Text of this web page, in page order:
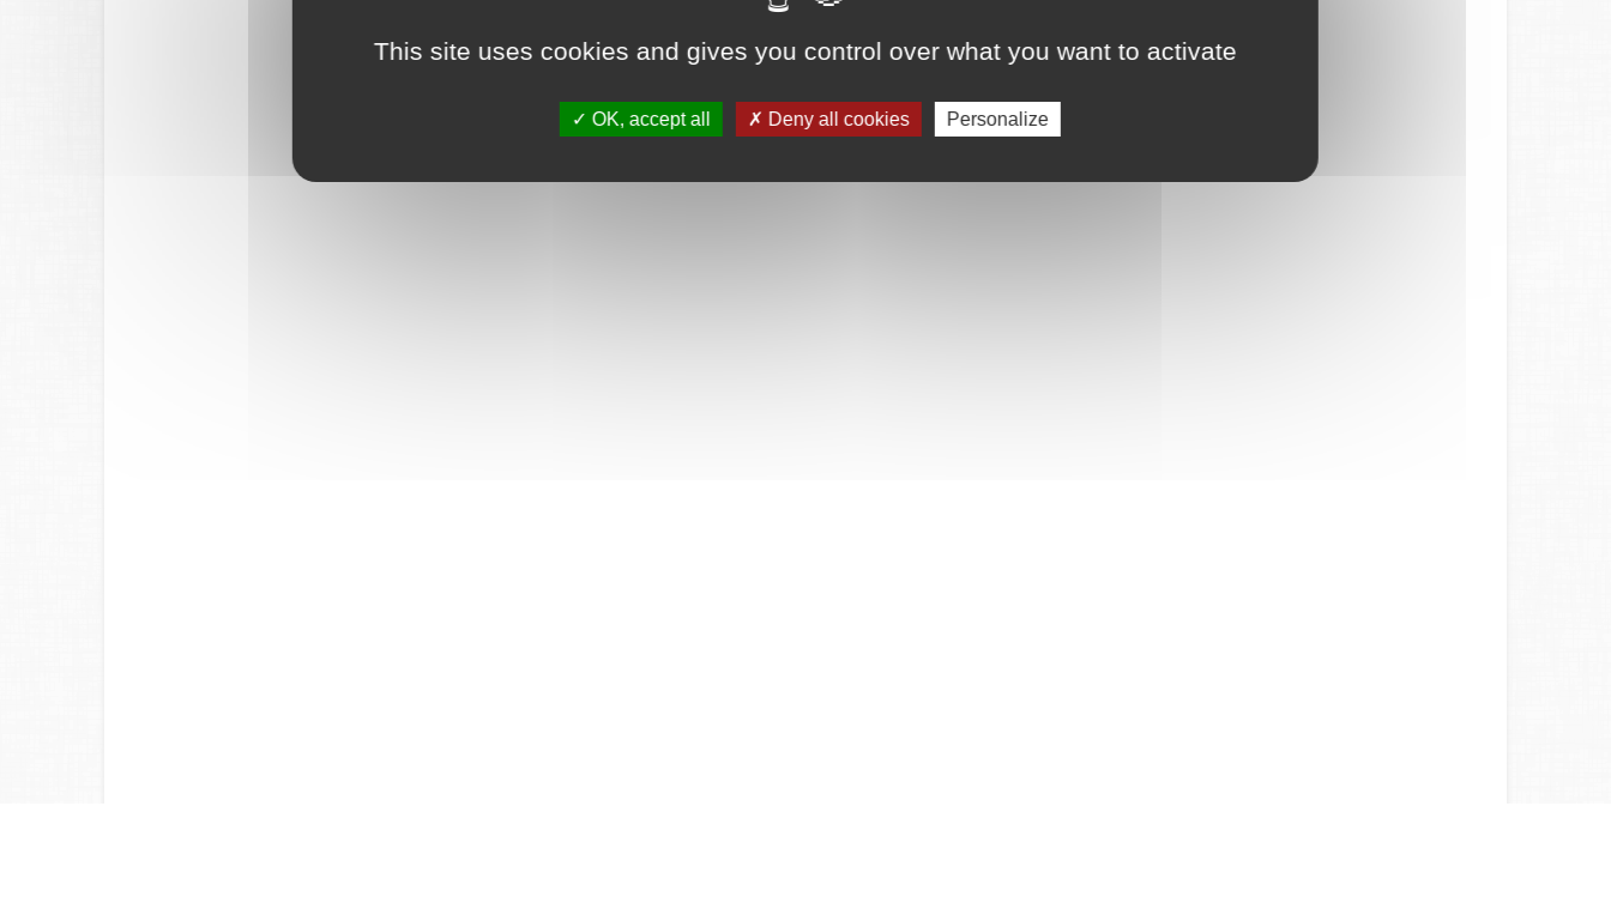
This site uses cookies and gives you control over what you want to activate
OK, accept all Deny all cookies Personalize